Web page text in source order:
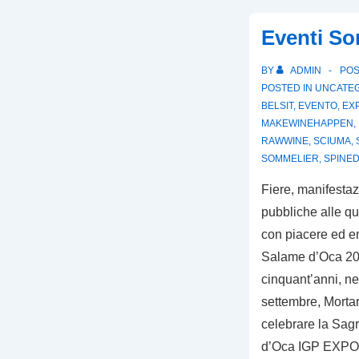
Eventi
BY ADMIN
POSTED IN
BELSIT, EVENTO,
MAKEWINEHAPPEN ,
RAWWINE, SCIUMA,
SOMMELIER,
Fiere,
pubbliche alle
con piacere ed
Salame d’Oca
cinquant’anni,
settembre,
celebrare la
d’Oca IGP